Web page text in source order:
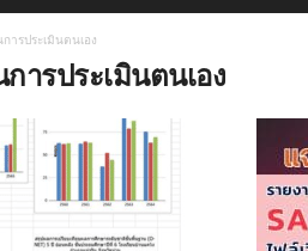
ารประเมินตนเอง
ารประเมินตนเอง